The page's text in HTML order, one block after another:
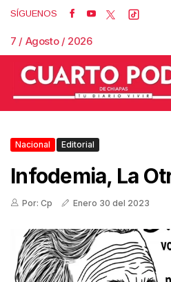
SÍGUENOS
7 / Agosto / 2026
Nacional Editorial
Infodemia, La
Por: Cp Enero 30 del 2023